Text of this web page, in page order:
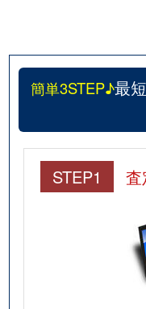
簡単3STEP♪最
STEP1